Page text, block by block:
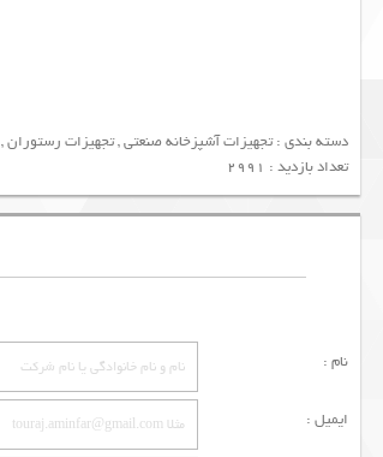
دسته بندی :تجهیزات آشپزخانه صنعتی,تجهیزات رستوران,
تعداد بازدید : 2991
نام :
ایمیل :